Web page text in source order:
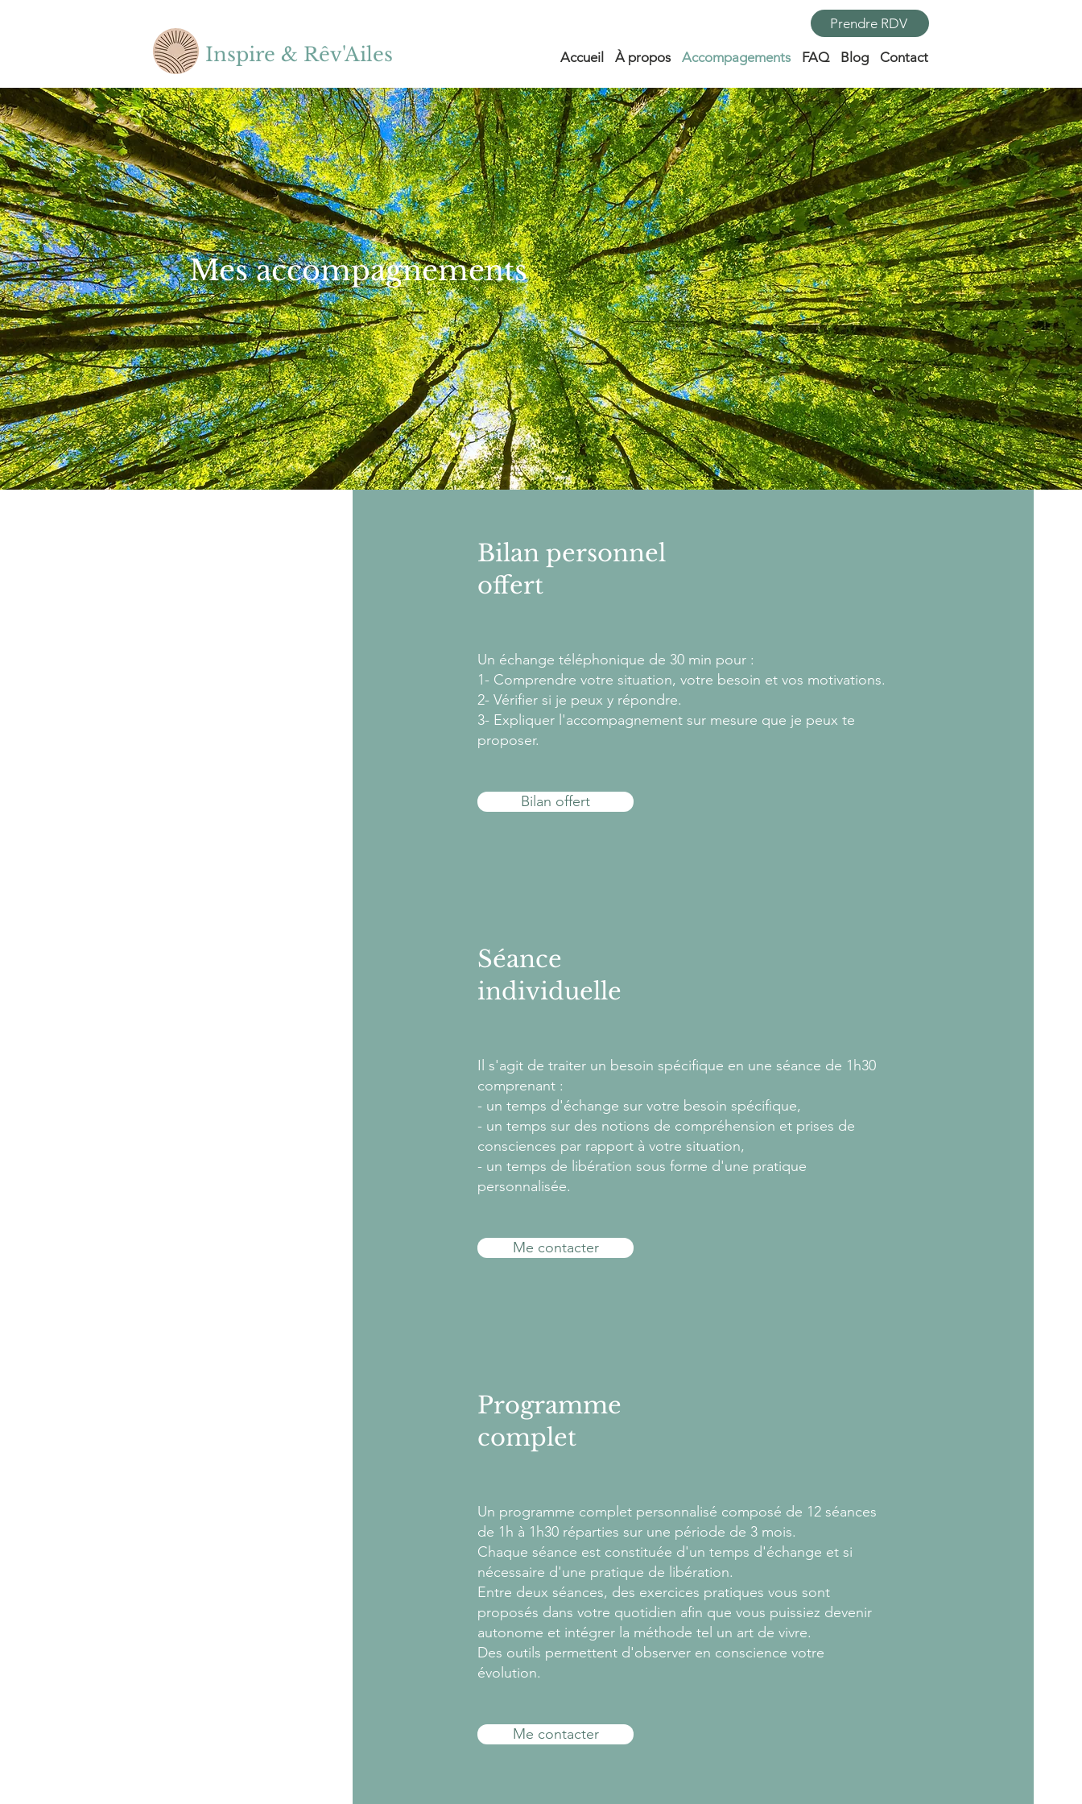
Inspire & Rêv'Ailes
Prendre RDV
Accueil À propos Accompagements FAQ Blog Contact
Mes accompagnements
Bilan personnel
offert
Un échange téléphonique de 30 min pour :
1- Comprendre votre situation, votre besoin et vos motivations.
2- Vérifier si je peux y répondre.
3- Expliquer l'accompagnement sur mesure que je peux te
proposer.
Bilan offert
Séance
individuelle
Il s'agit de traiter un besoin spécifique en une séance de 1h30
comprenant :
- un temps d'échange sur votre besoin spécifique,
- un temps sur des notions de compréhension et prises de
consciences par rapport à votre situation,
- un temps de libération sous forme d'une pratique
personnalisée.
Me contacter
Programme
complet
Un programme complet personnalisé composé de 12 séances
de 1h à 1h30 réparties sur une période de 3 mois.
Chaque séance est constituée d'un temps d'échange et si
nécessaire d'une pratique de libération.
Entre deux séances, des exercices pratiques vous sont
proposés dans votre quotidien afin que vous puissiez devenir
autonome et intégrer la méthode tel un art de vivre.
Des outils permettent d'observer en conscience votre
évolution.
Me contacter